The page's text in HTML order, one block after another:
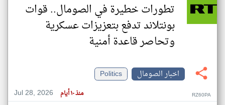
تطورات خطيرة في الصومال.. قوات
بونتلاند تدفع بتعزيزات عسكرية
وتحاصر قاعدة أمنية
اخبار الصومال
Politics
Jul 28, 2026
منذ ١٠ أيام RZ60PA